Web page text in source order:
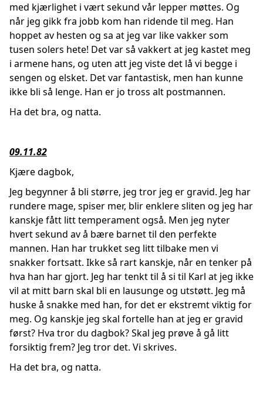
med kjærlighet i vært sekund vår lepper møttes. Og
når jeg gikk fra jobb kom han ridende til meg. Han
hoppet av hesten og sa at jeg var like vakker som
tusen solers hete! Det var så vakkert at jeg kastet meg
i armene hans, og uten att jeg viste det lå vi begge i
sengen og elsket. Det var fantastisk, men han kunne
ikke bli så lenge. Han er jo tross alt postmannen.
Ha det bra, og natta.
09.11.82
Kjære dagbok,
Jeg begynner å bli større, jeg tror jeg er gravid. Jeg har
rundere mage, spiser mer, blir enklere sliten og jeg har
kanskje fått litt temperament også. Men jeg nyter
hvert sekund av å bære barnet til den perfekte
mannen. Han har trukket seg litt tilbake men vi
snakker fortsatt. Ikke så rart kanskje, når en tenker på
hva han har gjort. Jeg har tenkt til å si til Karl at jeg ikke
vil at mitt barn skal bli en lausunge og utstøtt. Jeg må
huske å snakke med han, for det er ekstremt viktig for
meg. Og kanskje jeg skal fortelle han at jeg er gravid
først? Hva tror du dagbok? Skal jeg prøve å gå litt
forsiktig frem? Jeg tror det. Vi skrives.
Ha det bra, og natta.